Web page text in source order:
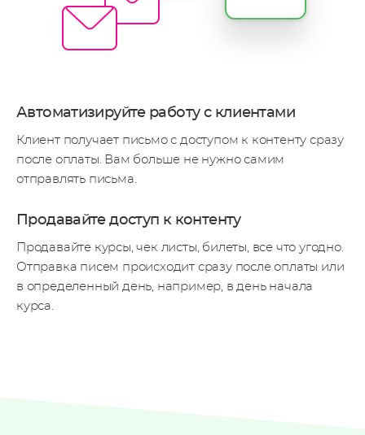
Автоматизируйте работу с клиентами
Клиент получает письмо с доступом к контенту сразу
после оплаты. Вам больше не нужно самим
отправлять письма.
Продавайте доступ к контенту
Продавайте курсы, чек листы, билеты, все что угодно.
Отправка писем происходит сразу после оплаты или
в определенный день, например, в день начала
курса.